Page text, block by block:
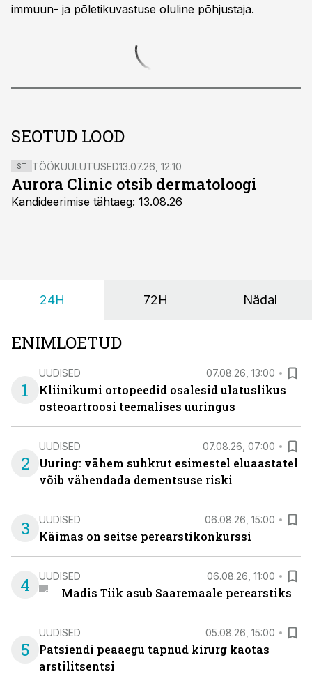
immuun- ja põletikuvastuse oluline põhjustaja.
SEOTUD LOOD
ST TÖÖKUULUTUSED13.07.26, 12:10
Aurora Clinic otsib dermatoloogi
Kandideerimise tähtaeg: 13.08.26
24H 72H Nädal
ENIMLOETUD
1
UUDISED 07.08.26, 13:00
Kliinikumi ortopeedid osalesid ulatuslikus
osteoartroosi teemalises uuringus
2
UUDISED 07.08.26, 07:00
Uuring: vähem suhkrut esimestel eluaastatel
võib vähendada dementsuse riski
3 UUDISED 06.08.26, 15:00
Käimas on seitse perearstikonkurssi
4 UUDISED 06.08.26, 11:00
Madis Tiik asub Saaremaale perearstiks
5
UUDISED 05.08.26, 15:00
Patsiendi peaaegu tapnud kirurg kaotas
arstilitsentsi